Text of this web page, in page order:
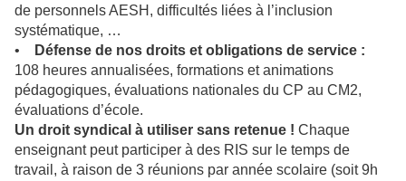
de personnels AESH, difficultés liées à l’inclusion
systématique, …
•
Défense de nos droits et obligations de service :
108 heures annualisées, formations et animations
pédagogiques, évaluations nationales du CP au CM2,
évaluations d’école.
Un droit syndical à utiliser sans retenue ! Chaque
enseignant peut participer à des RIS sur le temps de
travail, à raison de 3 réunions par année scolaire (soit 9h